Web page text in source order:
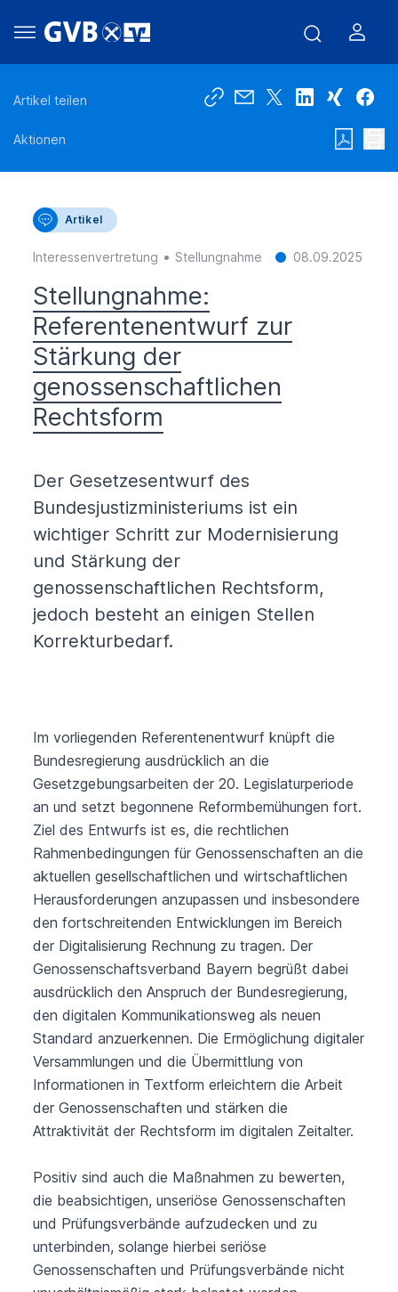
Artikel teilen
Aktionen
Artikel
Interessenvertretung • Stellungnahme 08.09.2025
Stellungnahme:
Referentenentwurf zur
Stärkung der
genossenschaftlichen
Rechtsform
Der Gesetzesentwurf des
Bundesjustizministeriums ist ein
wichtiger Schritt zur Modernisierung
und Stärkung der
genossenschaftlichen Rechtsform,
jedoch besteht an einigen Stellen
Korrekturbedarf.
Im vorliegenden Referentenentwurf knüpft die
Bundesregierung ausdrücklich an die
Gesetzgebungsarbeiten der 20. Legislaturperiode
an und setzt begonnene Reformbemühungen fort.
Ziel des Entwurfs ist es, die rechtlichen
Rahmenbedingungen für Genossenschaften an die
aktuellen gesellschaftlichen und wirtschaftlichen
Herausforderungen anzupassen und insbesondere
den fortschreitenden Entwicklungen im Bereich
der Digitalisierung Rechnung zu tragen. Der
Genossenschaftsverband Bayern begrüßt dabei
ausdrücklich den Anspruch der Bundesregierung,
den digitalen Kommunikationsweg als neuen
Standard anzuerkennen. Die Ermöglichung digitaler
Versammlungen und die Übermittlung von
Informationen in Textform erleichtern die Arbeit
der Genossenschaften und stärken die
Attraktivität der Rechtsform im digitalen Zeitalter.
Positiv sind auch die Maßnahmen zu bewerten,
die beabsichtigen, unseriöse Genossenschaften
und Prüfungsverbände aufzudecken und zu
unterbinden, solange hierbei seriöse
Genossenschaften und Prüfungsverbände nicht